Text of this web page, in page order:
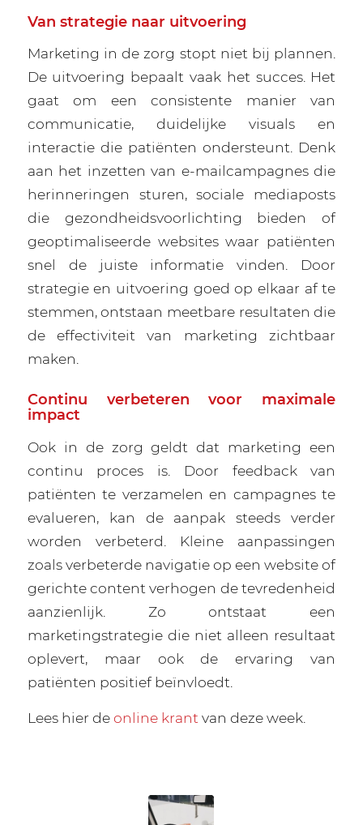
Van strategie naar uitvoering
Marketing in de zorg stopt niet bij plannen.
De uitvoering bepaalt vaak het succes. Het
gaat om een consistente manier van
communicatie, duidelijke visuals en
interactie die patiënten ondersteunt. Denk
aan het inzetten van e-mailcampagnes die
herinneringen sturen, sociale mediaposts
die gezondheidsvoorlichting bieden of
geoptimaliseerde websites waar patiënten
snel de juiste informatie vinden. Door
strategie en uitvoering goed op elkaar af te
stemmen, ontstaan meetbare resultaten die
de effectiviteit van marketing zichtbaar
maken.
Continu verbeteren voor maximale
impact
Ook in de zorg geldt dat marketing een
continu proces is. Door feedback van
patiënten te verzamelen en campagnes te
evalueren, kan de aanpak steeds verder
worden verbeterd. Kleine aanpassingen
zoals verbeterde navigatie op een website of
gerichte content verhogen de tevredenheid
aanzienlijk. Zo ontstaat een
marketingstrategie die niet alleen resultaat
oplevert, maar ook de ervaring van
patiënten positief beïnvloedt.
Lees hier deonline krant van deze week.